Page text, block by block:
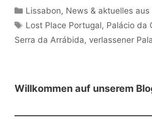
Kategorien
Lissabon, News & aktuelles aus
Schlagwörter
Lost Place Portugal, Palácio da
Serra da Arrábida, verlassener
Willkommen auf unserem